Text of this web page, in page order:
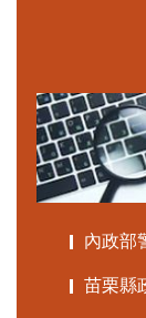
內政部
苗栗縣